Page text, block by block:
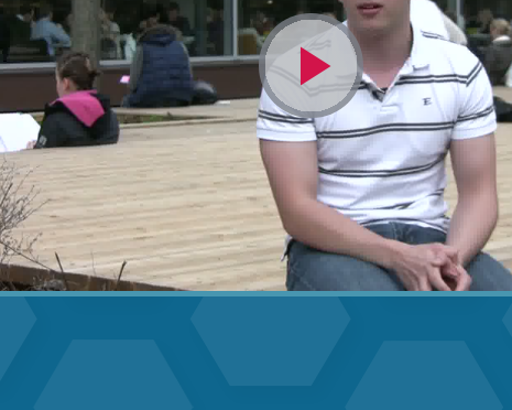
Video
abspielen